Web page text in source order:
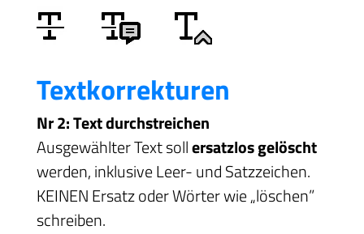
Textkorrekturen
Nr 2: Text durchstreichen
Ausgewählter Text sollersatzlos gelöscht
werden, inklusive Leer- und Satzzeichen.
KEINEN Ersatz oder Wörter wie „löschen”
schreiben.